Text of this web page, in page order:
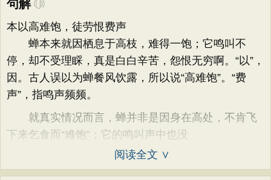
句解
本以高难饱，徒劳恨费声
蝉本来就因栖息于高枝，难得一饱；它鸣叫不
停，却不受理睬，真是白白辛苦，怨恨无穷啊。“以”，
因。古人误以为蝉餐风饮露，所以说“高难饱”。“费
声”，指鸣声频频。
就真实情况而言，蝉并非是因身在高处，不肯飞
下来乞食而“难饱”；它的鸣叫声中也没
阅读全文 ∨